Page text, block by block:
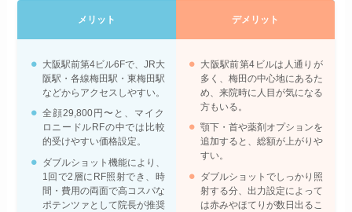
メリット デメリット
大阪駅前第4ビル6Fで、JR大
阪駅・各線梅田駅・東梅田駅
などからアクセスしやすい。
全顔29,800円〜と、マイク
ロニードルRFの中では比較
的受けやすい価格設定。
ダブルショット機能により、
1回で2層にRF照射でき、時
間・費用の両面で高コスパな
ポテンツァとして院長が推奨
大阪駅前第4ビルは人通りが
多く、梅田の中心地にあるた
め、来院時に人目が気になる
方もいる。
顎下・首や薬剤オプションを
追加すると、総額が上がりや
すい。
ダブルショットでしっかり照
射する分、出力設定によって
は赤みやほてりが数日出るこ